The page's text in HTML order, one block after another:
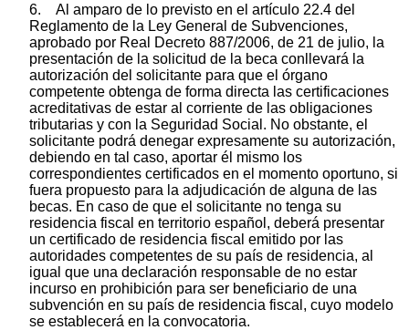
6. Al amparo de lo previsto en el artículo 22.4 del
Reglamento de la Ley General de Subvenciones,
aprobado por Real Decreto 887/2006, de 21 de julio, la
presentación de la solicitud de la beca conllevará la
autorización del solicitante para que el órgano
competente obtenga de forma directa las certificaciones
acreditativas de estar al corriente de las obligaciones
tributarias y con la Seguridad Social. No obstante, el
solicitante podrá denegar expresamente su autorización,
debiendo en tal caso, aportar él mismo los
correspondientes certificados en el momento oportuno, si
fuera propuesto para la adjudicación de alguna de las
becas. En caso de que el solicitante no tenga su
residencia fiscal en territorio español, deberá presentar
un certificado de residencia fiscal emitido por las
autoridades competentes de su país de residencia, al
igual que una declaración responsable de no estar
incurso en prohibición para ser beneficiario de una
subvención en su país de residencia fiscal, cuyo modelo
se establecerá en la convocatoria.